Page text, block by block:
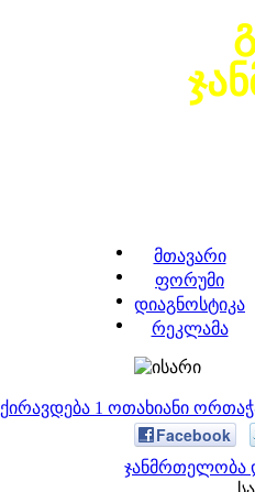
მთავარი
ფორუმი
დიაგნოსტიკა
რეკლამა
ქირავდება 1 ოთახიანი
Facebook
ჯანმრთელობა